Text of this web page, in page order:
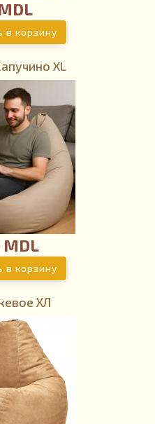
в корзину
XL
MDL
в корзину
ХЛ